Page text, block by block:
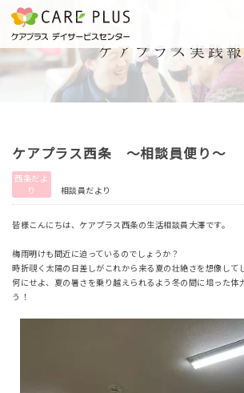
こんな方に
おすすめ
一日体験
リクルート
体験希望
ケアプラス西条 ～相談員便り～
西条だよ
り
相談員だより
皆様こんにちは、ケアプラス西条の生活相談員大澤です。
梅雨明けも間近に迫っているのでしょうか？
時折覗く太陽の日差しがこれから来る夏の壮絶さを想像して
何にせよ、夏の暑さを乗り越えられるよう冬の間に培った体
う！